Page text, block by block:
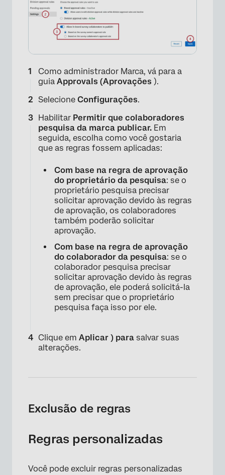
Como administrador Marca, vá para a
guia Approvals (Aprovações ).
Selecione Configurações.
Habilitar Permitir que colaboradores
pesquisa da marca publicar. Em
seguida, escolha como você gostaria
que as regras fossem aplicadas:
Com base na regra de aprovação
do proprietário da pesquisa: se o
proprietário pesquisa precisar
solicitar aprovação devido às regras
de aprovação, os colaboradores
também poderão solicitar
aprovação.
Com base na regra de aprovação
do colaborador da pesquisa: se o
colaborador pesquisa precisar
solicitar aprovação devido às regras
de aprovação, ele poderá solicitá-la
sem precisar que o proprietário
pesquisa faça isso por ele.
Clique em Aplicar ) para salvar suas
alterações.
Exclusão de regras
Regras personalizadas
Você pode excluir regras personalizadas